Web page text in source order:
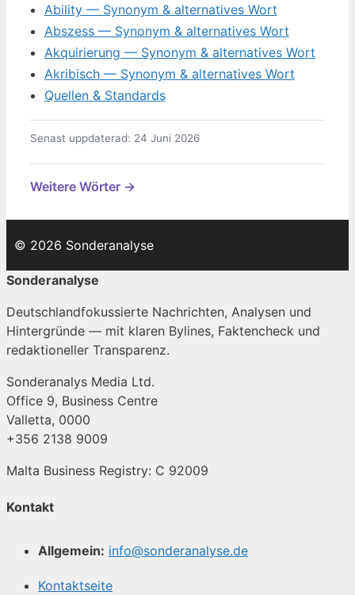
Ability — Synonym & alternatives Wort
Abszess — Synonym & alternatives Wort
Akquirierung — Synonym & alternatives Wort
Akribisch — Synonym & alternatives Wort
Quellen & Standards
Senast uppdaterad: 24 Juni 2026
Weitere Wörter →
© 2026 Sonderanalyse
Sonderanalyse
Deutschlandfokussierte Nachrichten, Analysen und
Hintergründe — mit klaren Bylines, Faktencheck und
redaktioneller Transparenz.
Sonderanalys Media Ltd.
Office 9, Business Centre
Valletta, 0000
+356 2138 9009
Malta Business Registry: C 92009
Kontakt
Allgemein: info@sonderanalyse.de
Kontaktseite